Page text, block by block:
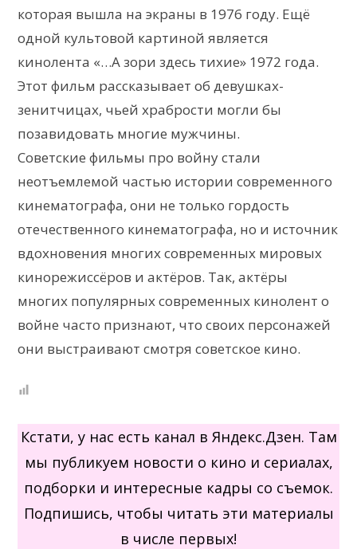
которая вышла на экраны в 1976 году. Ещё
одной культовой картиной является
кинолента «…А зори здесь тихие» 1972 года.
Этот фильм рассказывает об девушках-
зенитчицах, чьей храбрости могли бы
позавидовать многие мужчины.
Советские фильмы про войну стали
неотъемлемой частью истории современного
кинематографа, они не только гордость
отечественного кинематографа, но и источник
вдохновения многих современных мировых
кинорежиссёров и актёров. Так, актёры
многих популярных современных кинолент о
войне часто признают, что своих персонажей
они выстраивают смотря советское кино.
Кстати, у нас есть канал в Яндекс.Дзен. Там
мы публикуем новости о кино и сериалах,
подборки и интересные кадры со съемок.
Подпишись, чтобы читать эти материалы
в числе первых!